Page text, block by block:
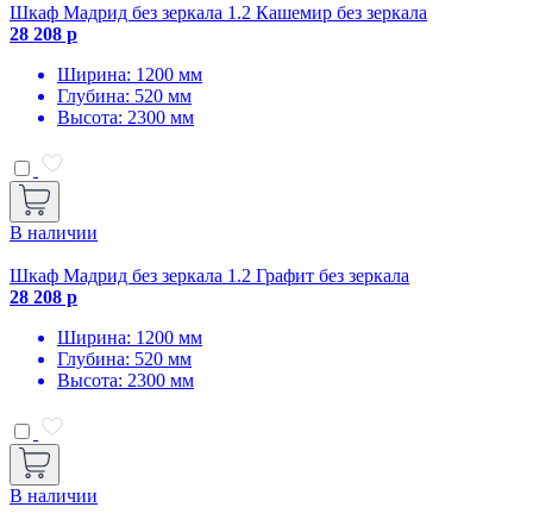
Шкаф Мадрид без зеркала 1.2 Кашемир без зеркала
28 208 р
Ширина: 1200 мм
Глубина: 520 мм
Высота: 2300 мм
В наличии
Шкаф Мадрид без зеркала 1.2 Графит без зеркала
28 208 р
Ширина: 1200 мм
Глубина: 520 мм
Высота: 2300 мм
В наличии